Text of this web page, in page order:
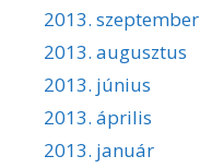
2013. szeptember
2013. augusztus
2013. június
2013. április
2013. január